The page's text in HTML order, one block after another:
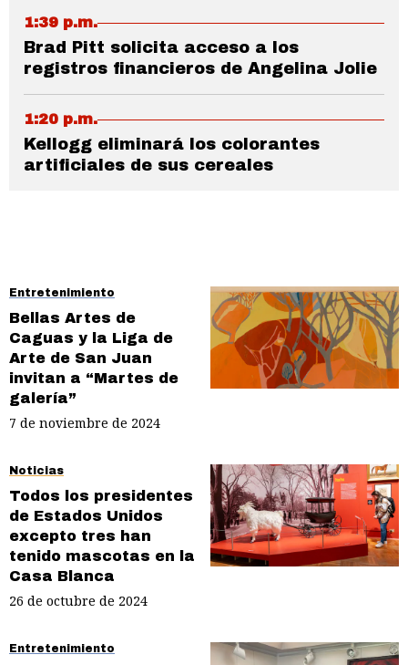
1:39 p.m.
Brad Pitt solicita acceso a los
registros financieros de Angelina Jolie
1:20 p.m.
Kellogg eliminará los colorantes
artificiales de sus cereales
Entretenimiento
Bellas Artes de
Caguas y la Liga de
Arte de San Juan
invitan a “Martes de
galería”
7 de noviembre de 2024
Noticias
Todos los presidentes
de Estados Unidos
excepto tres han
tenido mascotas en la
Casa Blanca
26 de octubre de 2024
Entretenimiento